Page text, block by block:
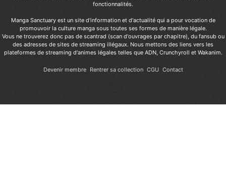
fonctionnalités.
Manga Sanctuary est un site d'information et d'actualité qui a pour vocation de
promouvoir la culture manga sous toutes ses formes de manière légale.
Vous ne trouverez donc pas de scantrad (scan d'ouvrages par chapitre), du fansub ou
des adresses de sites de streaming illégaux. Nous mettons des liens vers les
plateformes de streaming d'animes légales telles que ADN, Crunchyroll et Wakanim.
Devenir membre Rentrer sa collection CGU Contact